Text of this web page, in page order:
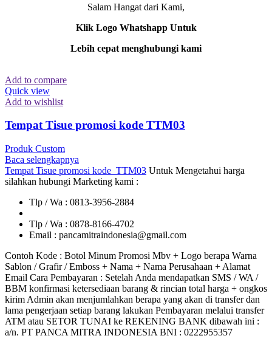
Salam Hangat dari Kami,
Klik Logo Whatshapp Untuk
Lebih cepat menghubungi kami
Add to compare
Quick view
Add to wishlist
Tempat Tisue promosi kode TTM03
Produk Custom
Baca selengkapnya
Tempat Tisue promosi kode TTM03 Untuk Mengetahui harga
silahkan hubungi Marketing kami :
Tlp / Wa : 0813-3956-2884
Tlp / Wa : 0878-8166-4702
Email : pancamitraindonesia@gmail.com
Contoh Kode : Botol Minum Promosi Mbv + Logo berapa Warna
Sablon / Grafir / Emboss + Nama + Nama Perusahaan + Alamat
Email Cara Pembayaran : Setelah Anda mendapatkan SMS / WA /
BBM konfirmasi ketersediaan barang & rincian total harga + ongkos
kirim Admin akan menjumlahkan berapa yang akan di transfer dan
lama pengerjaan setiap barang lakukan Pembayaran melalui transfer
ATM atau SETOR TUNAI ke REKENING BANK dibawah ini :
a/n. PT PANCA MITRA INDONESIA BNI : 0222955357